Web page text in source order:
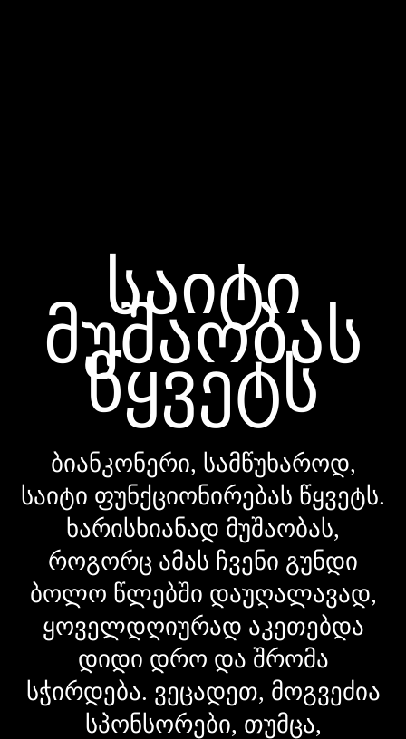
საიტი
მუშაობას
წყვეტს
ბიანკონერი, სამწუხაროდ,
საიტი ფუნქციონირებას წყვეტს.
ხარისხიანად მუშაობას,
როგორც ამას ჩვენი გუნდი
ბოლო წლებში დაუღალავად,
ყოველდღიურად აკეთებდა
დიდი დრო და შრომა
სჭირდება. ვეცადეთ, მოგვეძია
სპონსორები, თუმცა,